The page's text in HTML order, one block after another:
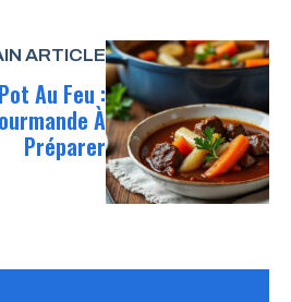
ARTICLE
Au Feu :
À
Préparer